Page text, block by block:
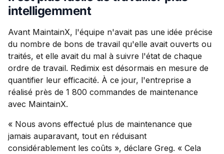
intelligemment
Avant MaintainX, l'équipe n'avait pas une idée précise
du nombre de bons de travail qu'elle avait ouverts ou
traités, et elle avait du mal à suivre l'état de chaque
ordre de travail. Redimix est désormais en mesure de
quantifier leur efficacité. À ce jour, l'entreprise a
réalisé près de 1 800 commandes de maintenance
avec MaintainX.
« Nous avons effectué plus de maintenance que
jamais auparavant, tout en réduisant
considérablement les coûts », déclare Greg. « Cela